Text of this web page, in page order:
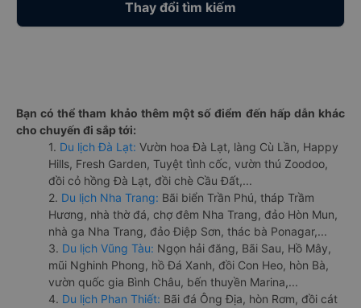
Thay đổi tìm kiếm
Bạn có thể tham khảo thêm một số điểm đến hấp dẫn khác
cho chuyến đi sắp tới:
1. Du lịch Đà Lạt: Vườn hoa Đà Lạt, làng Cù Lần, Happy
Hills, Fresh Garden, Tuyệt tình cốc, vườn thú Zoodoo,
đồi cỏ hồng Đà Lạt, đồi chè Cầu Đất,...
2. Du lịch Nha Trang: Bãi biển Trần Phú, tháp Trầm
Hương, nhà thờ đá, chợ đêm Nha Trang, đảo Hòn Mun,
nhà ga Nha Trang, đảo Điệp Sơn, thác bà Ponagar,...
3. Du lịch Vũng Tàu: Ngọn hải đăng, Bãi Sau, Hồ Mây,
mũi Nghinh Phong, hồ Đá Xanh, đồi Con Heo, hòn Bà,
vườn quốc gia Bình Châu, bến thuyền Marina,...
4. Du lịch Phan Thiết: Bãi đá Ông Địa, hòn Rơm, đồi cát